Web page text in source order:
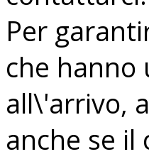
Per
che hanno
all\'arrivo,
anche se il